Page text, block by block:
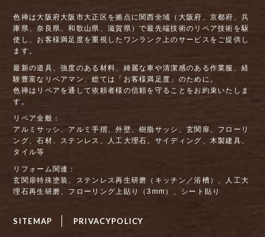
色禅は大阪府大阪市大正区を拠点に関西全域（大阪府、京都府、兵
庫県、奈良県、和歌山県、滋賀県）で最先端技術のリペア技術を駆
使し、お客様満足度を重視したワンランク上のサービスをご提供し
ます。
最新の道具、強度のある材料、綺麗な車や清潔感のある作業服、経
験豊富なリペアマン、総ては「お客様満足度」のために。
色禅はリペアを通して依頼者様の信頼を守ることをお約束いたしま
す。
リペア全般：
アルミサッシ、アルミ手摺、外壁、樹脂サッシ、玄関扉、フローリ
ング、石材、ステンレス、人工大理石、サイディング、木製建具、
タイル等
リフォーム関連：
玄関扉特殊塗装、ステンレス再生研磨（キッチン／浴槽）、人工大
理石再生研磨、フローリング上貼り（3mm）、シート貼り
SITEMAP PRIVACYPOLICY